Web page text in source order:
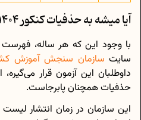
آیا میشه به حذفیات کنکور 1404 انسانی اعتماد کرد؟
با وجود این‌ که هر ساله،
سایت سازمان سنجش آموزش
داوطلبان این آزمون قرار
حذفیات همچنان پابرجاست.